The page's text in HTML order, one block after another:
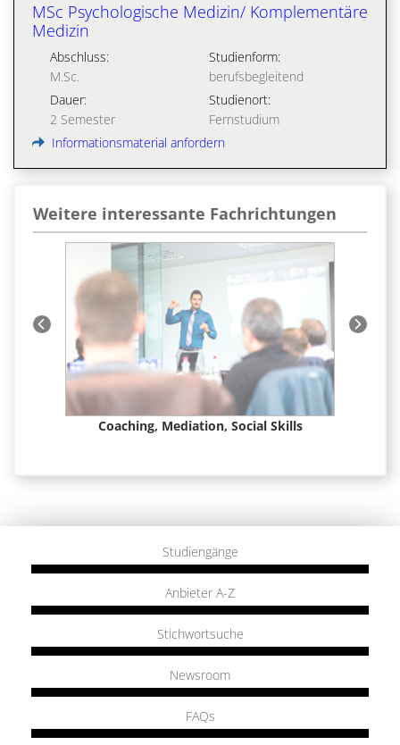
MSc Psychologische Medizin/ Komplementäre
Medizin
Abschluss:
M.Sc.
Studienform:
berufsbegleitend
Dauer:
2 Semester
Studienort:
Fernstudium
Informationsmaterial anfordern
Weitere interessante Fachrichtungen
Coaching, Mediation, Social Skills
Studiengänge
Anbieter A-Z
Stichwortsuche
Newsroom
FAQs